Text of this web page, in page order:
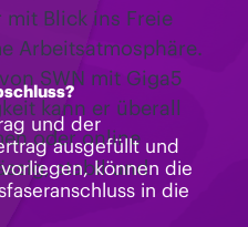
und der
ausgefüllt und
können die
in die